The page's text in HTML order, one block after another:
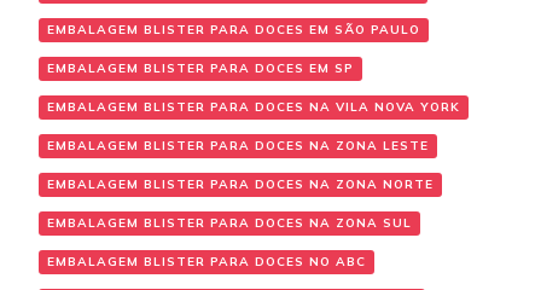
EMBALAGEM BLISTER PARA DOCES EM SÃO PAULO
EMBALAGEM BLISTER PARA DOCES EM SP
EMBALAGEM BLISTER PARA DOCES NA VILA NOVA YORK
EMBALAGEM BLISTER PARA DOCES NA ZONA LESTE
EMBALAGEM BLISTER PARA DOCES NA ZONA NORTE
EMBALAGEM BLISTER PARA DOCES NA ZONA SUL
EMBALAGEM BLISTER PARA DOCES NO ABC